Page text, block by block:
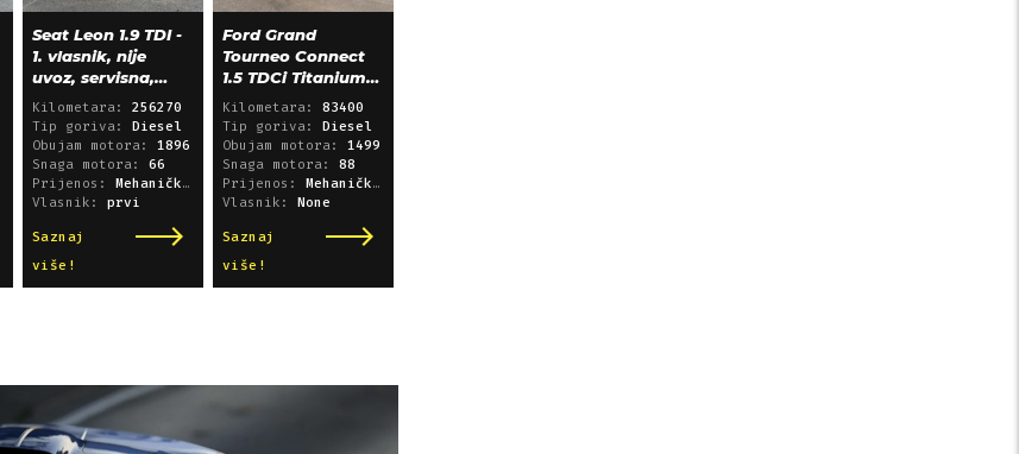
Ford Grand
Tourneo Connect
1.5 TDCi Titanium
L2 - panorama,
navigacija
Kilometara: 83400
Tip goriva: Diesel
Obujam motora: 1499
Snaga motora: 88
Prijenos: Mehanički mjenjač
Vlasnik: None
Saznaj
više!
Seat Leon 1.9 TDI -
1. vlasnik, nije
uvoz, servisna,
klima, alu 15"
Kilometara: 256270
Tip goriva: Diesel
Obujam motora: 1896
Snaga motora: 66
Prijenos: Mehanički mjenjač
Vlasnik: prvi
Saznaj
više!